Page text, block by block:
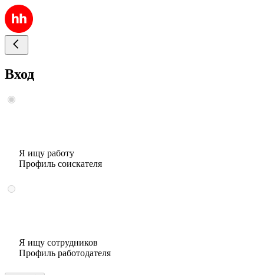
Вход
Я ищу работу
Профиль соискателя
Я ищу сотрудников
Профиль работодателя